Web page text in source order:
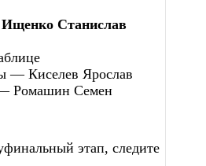
Станислав
— Киселев Ярослав
Ромашин Семен
этап, следите